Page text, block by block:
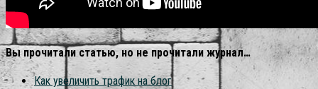
Вы прочитали статью, но не прочитали журнал…
Как увеличить трафик на блог